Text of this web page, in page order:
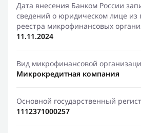
Дата внесения Банком России
сведений о юридическом лице из
реестра микрофинансовых
11.11.2024
Вид микрофинансовой
Микрокредитная компания
Основной государственный
1112371000257